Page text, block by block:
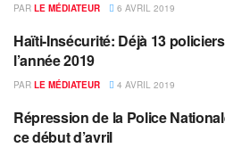
PAR LE MÉDIATEUR 6 AVRIL 2019
POLICE
Haïti-Insécurité: Déjà 13
l’année 2019
PAR LE MÉDIATEUR 4 AVRIL 2019
POLICE
Répression de la Police
ce début d’avril